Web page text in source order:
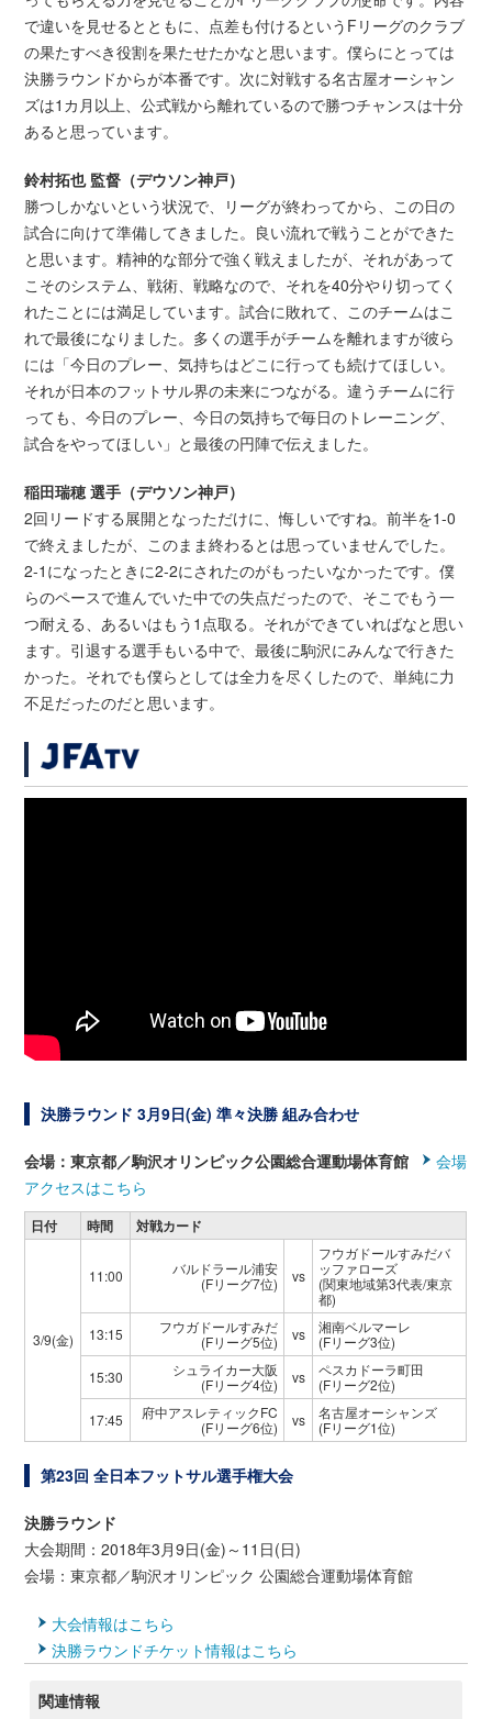
で違いを見せるとともに、点差も付けるというFリーグのクラブ
の果たすべき役割を果たせたかなと思います。僕らにとっては
決勝ラウンドからが本番です。次に対戦する名古屋オーシャン
ズは1カ月以上、公式戦から離れているので勝つチャンスは十分
あると思っています。
鈴村拓也 監督（デウソン神戸）
勝つしかないという状況で、リーグが終わってから、この日の
試合に向けて準備してきました。良い流れで戦うことができた
と思います。精神的な部分で強く戦えましたが、それがあって
こそのシステム、戦術、戦略なので、それを40分やり切ってく
れたことには満足しています。試合に敗れて、このチームはこ
れで最後になりました。多くの選手がチームを離れますが彼ら
には「今日のプレー、気持ちはどこに行っても続けてほしい。
それが日本のフットサル界の未来につながる。違うチームに行
っても、今日のプレー、今日の気持ちで毎日のトレーニング、
試合をやってほしい」と最後の円陣で伝えました。
稲田瑞穂 選手（デウソン神戸）
2回リードする展開となっただけに、悔しいですね。前半を1-0
で終えましたが、このまま終わるとは思っていませんでした。
2-1になったときに2-2にされたのがもったいなかったです。僕
らのペースで進んでいた中での失点だったので、そこでもう一
つ耐える、あるいはもう1点取る。それができていればなと思い
ます。引退する選手もいる中で、最後に駒沢にみんなで行きた
かった。それでも僕らとしては全力を尽くしたので、単純に力
不足だったのだと思います。
決勝ラウンド 3月9日(金) 準々決勝 組み合わせ
会場：東京都／駒沢オリンピック公園総合運動場体育館
会場
アクセスはこちら
日付 時間 対戦カード
3/9(金)
11:00
バルドラール浦安
(Fリーグ7位)
vs
フウガドールすみだバ
ッファローズ
(関東地域第3代表/東京
都)
13:15
フウガドールすみだ
(Fリーグ5位)
vs
湘南ベルマーレ
(Fリーグ3位)
15:30
シュライカー大阪
(Fリーグ4位)
vs
ペスカドーラ町田
(Fリーグ2位)
17:45
府中アスレティックFC
(Fリーグ6位)
vs
名古屋オーシャンズ
(Fリーグ1位)
第23回 全日本フットサル選手権大会
決勝ラウンド
大会期間：2018年3月9日(金)～11日(日)
会場：東京都／駒沢オリンピック 公園総合運動場体育館
大会情報はこちら
決勝ラウンドチケット情報はこちら
関連情報